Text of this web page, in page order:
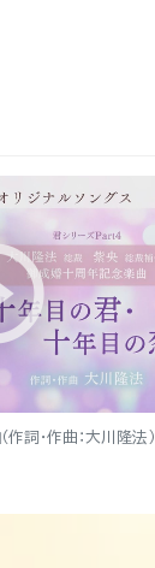
作詞・作曲：大川隆法）